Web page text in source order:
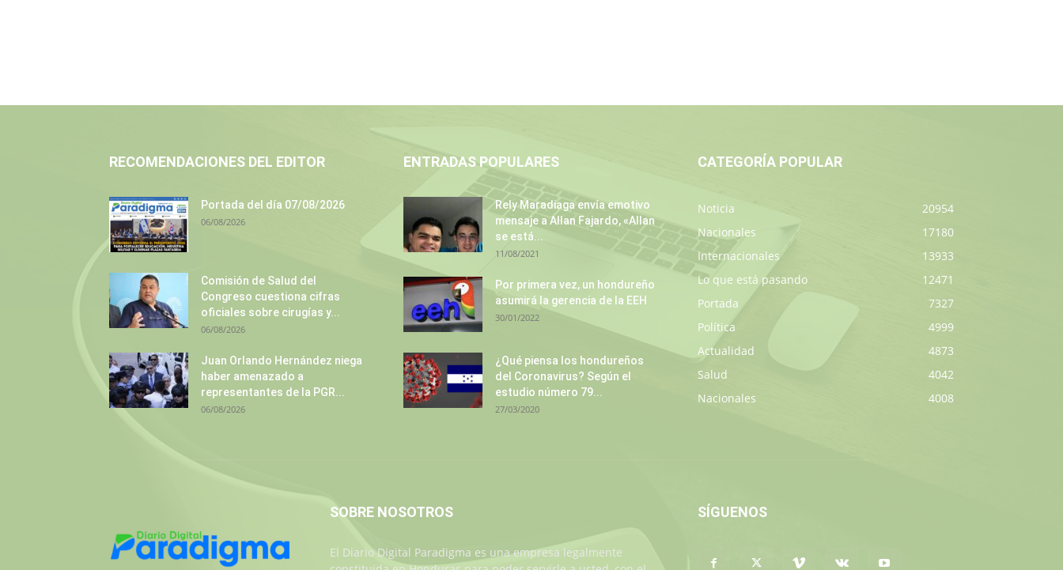
RECOMENDACIONES DEL EDITOR
Portada del día 07/08/2026
06/08/2026
Comisión de Salud del
Congreso cuestiona cifras
oficiales sobre cirugías y...
06/08/2026
Juan Orlando Hernández niega
haber amenazado a
representantes de la PGR...
06/08/2026
ENTRADAS POPULARES
Rely Maradiaga envía emotivo
mensaje a Allan Fajardo, «Allan
se está...
11/08/2021
Por primera vez, un hondureño
asumirá la gerencia de la EEH
30/01/2022
¿Qué piensa los hondureños
del Coronavirus? Según el
estudio número 79...
27/03/2020
CATEGORÍA POPULAR
Noticia
20954
Nacionales
17180
Internacionales
13933
Lo que está pasando
12471
Portada
7327
Política
4999
Actualidad
4873
Salud
4042
Nacionales
4008
SOBRE NOSOTROS
El Diario Digital Paradigma es una empresa legalmente
SÍGUENOS